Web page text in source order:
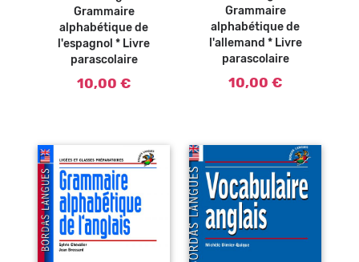
Grammaire
alphabétique de
l'espagnol * Livre
parascolaire
10,00 €
Grammaire
alphabétique de
l'allemand * Livre
parascolaire
10,00 €